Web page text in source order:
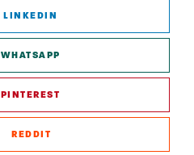
LINKEDIN
WHATSAPP
PINTEREST
REDDIT